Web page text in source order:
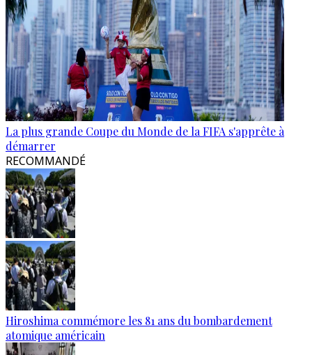
La plus grande Coupe du Monde de la FIFA s'apprête à
démarrer
RECOMMANDÉ
Hiroshima commémore les 81 ans du bombardement
atomique américain